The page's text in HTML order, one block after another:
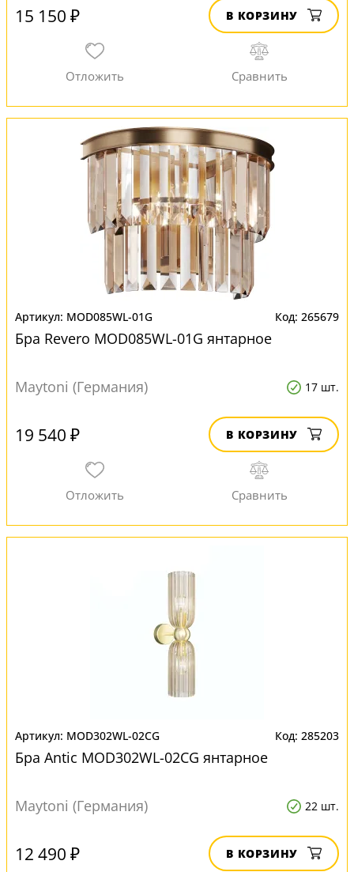
15 150 ₽ В КОРЗИНУ
MOD085WL-01G 265679
Бра Revero MOD085WL-01G янтарное
Maytoni (Германия) 17 шт.
19 540 ₽ В КОРЗИНУ
MOD302WL-02CG 285203
Бра Antic MOD302WL-02CG янтарное
Maytoni (Германия) 22 шт.
12 490 ₽ В КОРЗИНУ